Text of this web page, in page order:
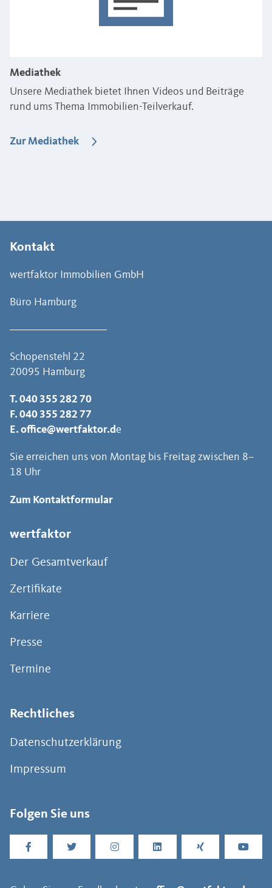
Mediathek
Unsere Mediathek bietet Ihnen Videos und Beiträge
rund ums Thema Immobilien-Teilverkauf.
Zur Mediathek
Kontakt
wertfaktor Immobilien GmbH
Büro Hamburg
Schopenstehl 22
20095 Hamburg
T. 040 355 282 70
F. 040 355 282 77
E. office@wertfaktor.de
Sie erreichen uns von Montag bis Freitag zwischen 8–
18 Uhr
Zum Kontaktformular
wertfaktor
Der Gesamtverkauf
Zertifikate
Karriere
Presse
Termine
Rechtliches
Datenschutzerklärung
Impressum
Folgen Sie uns